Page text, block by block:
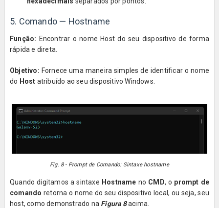
5. Comando — Hostname
Função: Encontrar o nome Host do seu dispositivo de forma
rápida e direta.
Objetivo: Fornece uma maneira simples de identificar o nome
do Host atribuído ao seu dispositivo Windows.
Fig. 8 - Prompt de Comando: Sintaxe hostname
Quando digitamos a sintaxe Hostname no CMD, o prompt de
comando retorna o nome do seu dispositivo local, ou seja, seu
host, como demonstrado na Figura 8acima.